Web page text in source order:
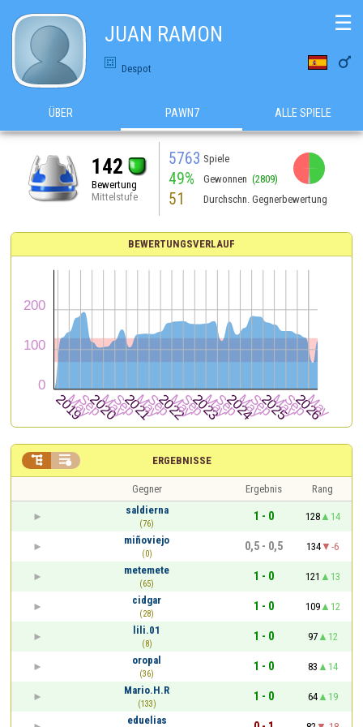
JUAN RAMON
Despot 
☰
ÜBER PAWN7 ALLE SPIELE
142
Bewertung
Mittelstufe
5763 Spiele
49% Gewonnen (2809)
51 Durchschn. Gegnerbewertung
BEWERTUNGSVERLAUF
ERGEBNISSE
 
Gegner Ergebnis
Rang
saldierna
(76)
1 - 0 128
14
miñoviejo
(0)
0,5 - 0,5 134
-6
metemete
(65)
1 - 0 121
13
cidgar
(28)
1 - 0 109
12
lili.01
(8)
1 - 0 97
12
oropal
(36)
1 - 0 83
14
Mario.H.R
(133)
1 - 0 64
19
eduelias